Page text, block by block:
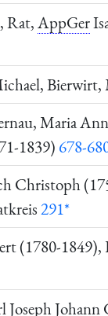
Rat,AppGer
Maria
1839) 678-
Christoph
291*
(1780-1849),
Joseph Johann